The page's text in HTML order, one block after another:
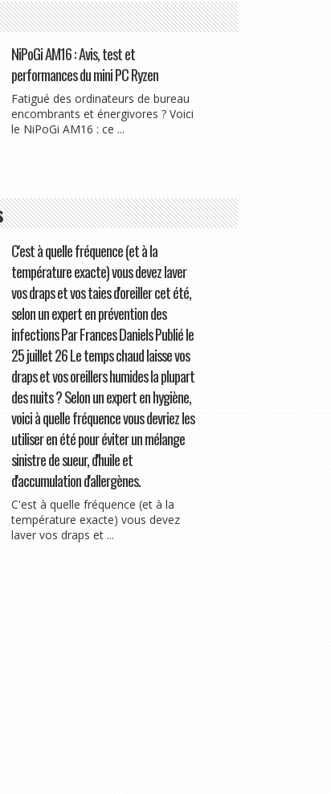
NiPoGi AM16 : Avis, test et
performances du mini PC Ryzen
Fatigué des ordinateurs de bureau
encombrants et énergivores ? Voici
le NiPoGi AM16 : ce ...
C'est à quelle fréquence (et à la
température exacte) vous devez laver
vos draps et vos taies d'oreiller cet été,
selon un expert en prévention des
infections Par Frances Daniels Publié le
25 juillet 26 Le temps chaud laisse vos
draps et vos oreillers humides la plupart
des nuits ? Selon un expert en hygiène,
voici à quelle fréquence vous devriez les
utiliser en été pour éviter un mélange
sinistre de sueur, d'huile et
d'accumulation d'allergènes.
C'est à quelle fréquence (et à la
température exacte) vous devez
laver vos draps et ...